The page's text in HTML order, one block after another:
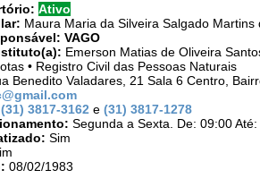
Ativo
Maura Maria da Silveira Salgado Martins
VAGO
Emerson Matias de Oliveira
• Registro Civil das Pessoas Naturais
Benedito Valadares, 21 Sala 6 Centro,
(31) 3817-3162 e (31) 3817-1278
Segunda a Sexta. De: 09:00
Sim
08/02/1983